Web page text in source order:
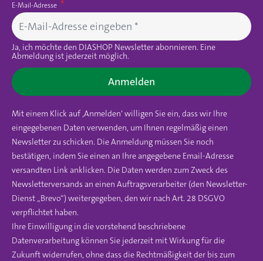
E-Mail-Adresse
Ja, ich möchte den DIASHOP Newsletter abonnieren. Eine
Abmeldung ist jederzeit möglich.
Anmelden
Mit einem Klick auf ‚Anmelden‘ willigen Sie ein, dass wir Ihre
eingegebenen Daten verwenden, um Ihnen regelmäßig einen
Newsletter zu schicken. Die Anmeldung müssen Sie noch
bestätigen, indem Sie einen an Ihre angegebene Email-Adresse
versandten Link anklicken. Die Daten werden zum Zweck des
Newsletterversands an einen Auftragsverarbeiter (den Newsletter-
Dienst „Brevo“) weitergegeben, den wir nach Art. 28 DSGVO
verpflichtet haben.
Ihre Einwilligung in die vorstehend beschriebene
Datenverarbeitung können Sie jederzeit mit Wirkung für die
Zukunft widerrufen, ohne dass die Rechtmäßigkeit der bis zum